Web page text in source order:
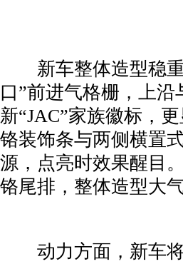
新车整体造型稳重
口”前进气格栅，上
新“JAC”家族徽标，
铬装饰条与两侧横置
源，点亮时效果醒目
铬尾排，整体造型大气
动力方面，新车将